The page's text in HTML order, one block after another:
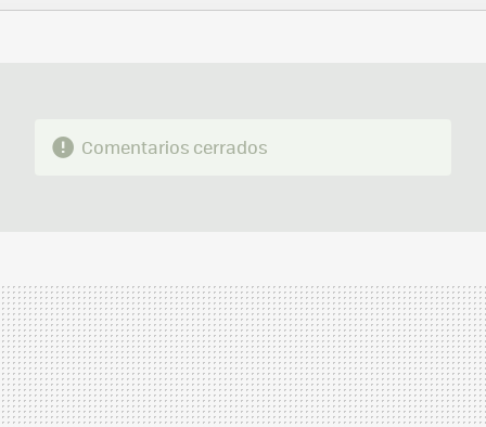
FACEBOOK
TWITTERFLIPBOARD
E-
WHATSAPP
Comentarios cerrados